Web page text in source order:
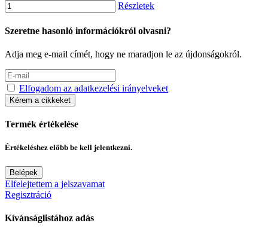
Részletek
Szeretne hasonló információkról olvasni?
Adja meg e-mail címét, hogy ne maradjon le az újdonságokról.
Elfogadom az adatkezelési irányelveket
Kérem a cikkeket
Termék értékelése
Értékeléshez előbb be kell jelentkezni.
Belépek
Elfelejtettem a jelszavamat
Regisztráció
Kívánságlistához adás